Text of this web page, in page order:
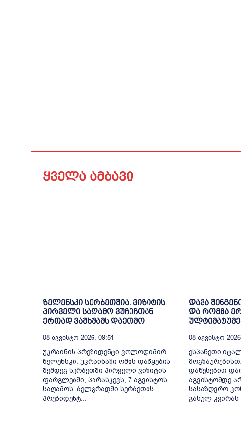
ყველა ამბავი
ზელენსკი სერბეთშია. ვიზიტის
პირველი საღამო ვუჩიჩთან
ერთად ვაშხშამს დაეთმო
08 Აგვისტო 2026, 09:54
უკრაინის პრეზიდენტი ვოლოდიმირ
ზელენსკი, უკრაინაში ომის დაწყების
შემდეგ სერბეთში პირველი ვიზიტის
ფარგლებში, პარასკევს, 7 აგვისტოს
საღამოს, ბელგრადში სერბეთის
პრეზიდენტ...
დავა
და რომმა
08 Აგვისტო
ესპანეთი
დაწესებით
აგვისტომდე
სასაზღვრო
გასულ კვირას